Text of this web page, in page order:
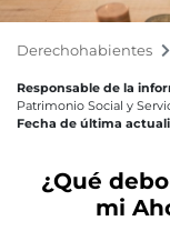
Derechohabientes
Responsable de la
Patrimonio Social y
Fecha de última
¿Qué
mi